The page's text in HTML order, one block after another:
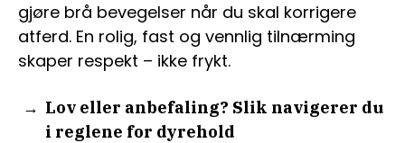
gjøre brå bevegelser når du skal korrigere
atferd. En rolig, fast og vennlig tilnærming
skaper respekt – ikke frykt.
Lov eller anbefaling? Slik navigerer du
i reglene for dyrehold